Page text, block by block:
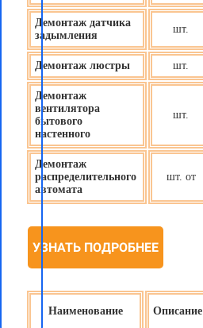
Демонтаж датчика
задымления
шт.
Демонтаж люстры шт.
Демонтаж
вентилятора
бытового
настенного
шт.
Демонтаж
распределительного
автомата
шт. от
УЗНАТЬ ПОДРОБНЕЕ
Наименование Описание